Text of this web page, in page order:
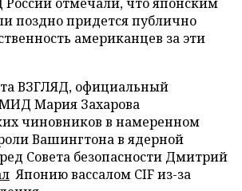
отмечали, что японским
поздно придется публично
американцев за эти
ВЗГЛЯД, официальный
Мария Захарова
чиновников в намеренном
Вашингтона в ядерной
Совета безопасности Дмитрий
Японию вассалом CIF из-за